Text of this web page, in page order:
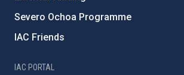
Severo Ochoa Programme
IAC Friends
IAC PORTAL